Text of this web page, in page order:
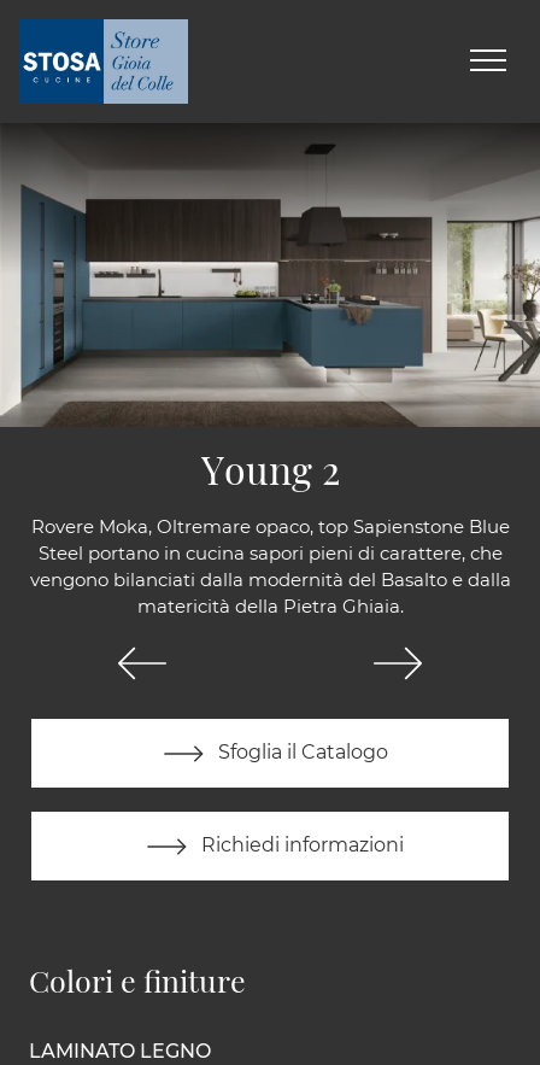
Rovere Moka, Oltremare opaco, top Sapienstone Blue
Steel portano in cucina sapori pieni di carattere, che
vengono bilanciati dalla modernità del Basalto e dalla
matericità della Pietra Ghiaia.
Sfoglia il Catalogo
Richiedi informazioni
Young 2
Colori e finiture
LAMINATO LEGNO